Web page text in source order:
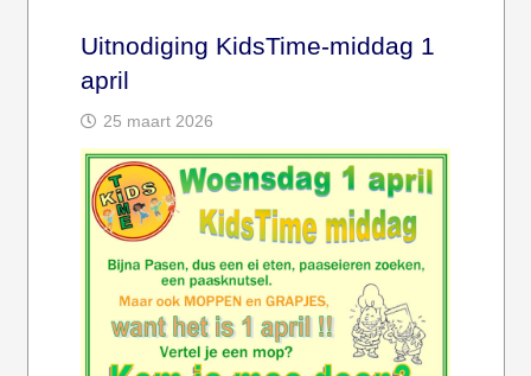
Uitnodiging KidsTime-middag 1
april
25 maart 2026